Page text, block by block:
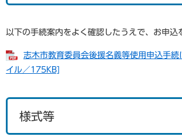
以下の手続案内をよく確認したうえで、お申込
志木市教育委員会後援名義等使用申込手
イル／175KB]
様式等